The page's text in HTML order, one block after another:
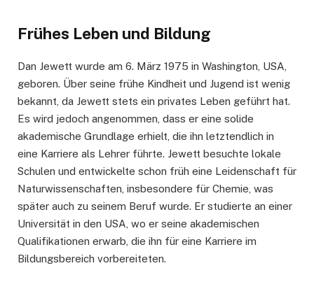
Frühes Leben und Bildung
Dan Jewett wurde am 6. März 1975 in Washington, USA,
geboren. Über seine frühe Kindheit und Jugend ist wenig
bekannt, da Jewett stets ein privates Leben geführt hat.
Es wird jedoch angenommen, dass er eine solide
akademische Grundlage erhielt, die ihn letztendlich in
eine Karriere als Lehrer führte. Jewett besuchte lokale
Schulen und entwickelte schon früh eine Leidenschaft für
Naturwissenschaften, insbesondere für Chemie, was
später auch zu seinem Beruf wurde. Er studierte an einer
Universität in den USA, wo er seine akademischen
Qualifikationen erwarb, die ihn für eine Karriere im
Bildungsbereich vorbereiteten.